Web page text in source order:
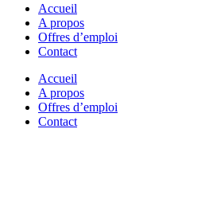
Accueil
A propos
Offres d’emploi
Contact
Accueil
A propos
Offres d’emploi
Contact